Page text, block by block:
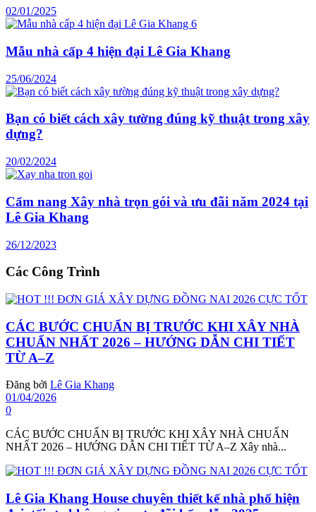
02/01/2025
Mẫu nhà cấp 4 hiện đại Lê Gia Khang
25/06/2024
Bạn có biết cách xây tường đúng kỹ thuật trong xây
dựng?
20/02/2024
Cẩm nang Xây nhà trọn gói và ưu đãi năm 2024 tại
Lê Gia Khang
26/12/2023
Các Công Trình
CÁC BƯỚC CHUẨN BỊ TRƯỚC KHI XÂY NHÀ
CHUẨN NHẤT 2026 – HƯỚNG DẪN CHI TIẾT
TỪ A–Z
Đăng bởi Lê Gia Khang
01/04/2026
0
CÁC BƯỚC CHUẨN BỊ TRƯỚC KHI XÂY NHÀ CHUẨN
NHẤT 2026 – HƯỚNG DẪN CHI TIẾT TỪ A–Z Xây nhà...
Lê Gia Khang House chuyên thiết kế nhà phố hiện